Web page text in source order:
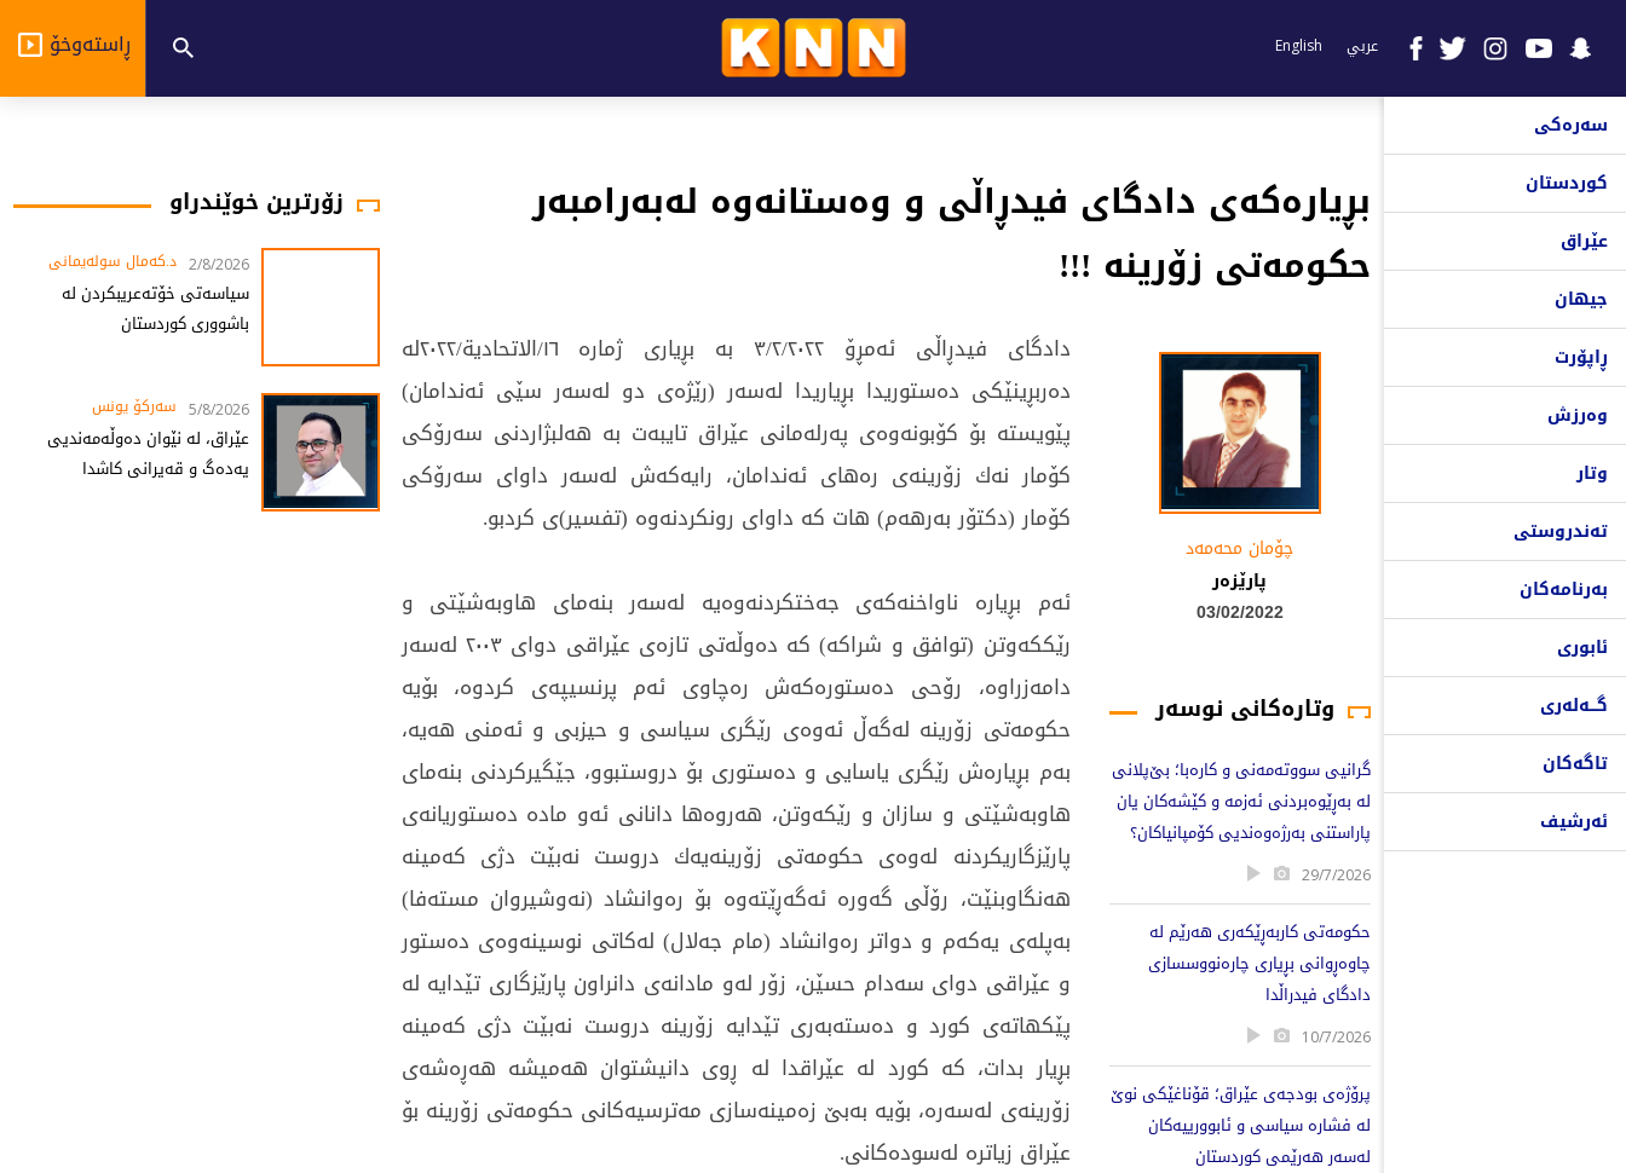
عربي English ڕاستەوخۆ
سەرەکی
کوردستان
عێراق
جیهان
ڕاپۆرت
وەرزش
وتار
تەندروستی
بەرنامەکان
ئابوری
گـــەلەری
تاگەکان
ئەرشیف
بڕیارەكەی دادگای فیدڕاڵی و وەستانەوە لەبەرامبەر
حكومەتی زۆرینە !!!
چۆمان محه‌مه‌د
پارێزەر
03/02/2022
وتارەکانی نوسەر
گرانیی سووتەمەنی و کارەبا؛ بێ‌پلانی
لە بەڕێوەبردنی ئەزمە و کێشەکان یان
پاراستنی بەرژەوەندیی کۆمپانیاکان؟
29/7/2026
حکومەتی کاربەڕێکەری هەرێم لە
چاوەڕوانی بڕیاری چارەنووسسازی
دادگای فیدراڵدا
10/7/2026
پرۆژەی بودجەی عێراق؛ قۆناغێکی نوێ
لە فشارە سیاسی و ئابوورییەکان
لەسەر هەرێمی کوردستان
دادگای فیدڕاڵی ئەمڕۆ ۳/۲/۲٠۲۲ بە بڕیاری ژمارە ۱٦/الاتحادیة/۲٠۲۲لە
دەربڕینێكی دەستوریدا بڕیاریدا لەسەر (رێژەی دو لەسەر سێی ئەندامان)
پێویستە بۆ كۆبونەوەی پەرلەمانی عێراق تایبەت بە هەلبژاردنی سەرۆكی
كۆمار نەك زۆرینەی رەهای ئەندامان، رایەكەش لەسەر داوای سەرۆكی
كۆمار (دكتۆر بەرهەم) هات كە داوای رونکردنەوە (تفسیر)ی كردبو.
ئەم بڕیارە ناواخنەكەی جەختكردنەوەیە لەسەر بنەمای هاوبەشێتی و
رێکكەوتن (توافق و شراكە) كە دەوڵەتی تازەی عێراقی دوای ۲٠٠۳ لەسەر
دامەزراوە، رۆحی دەستورەكەش رەچاوی ئەم پرنسیپەی كردوە، بۆیە
حكومەتی زۆرینە لەگەڵ ئەوەی رێگری سیاسی و حیزبی و ئەمنی هەیە،
بەم بڕیارەش رێگری یاسایی و دەستوری بۆ دروستبوو، جێگیركردنی بنەمای
هاوبەشێتی و سازان و رێكەوتن، هەروەها دانانی ئەو مادە دەستوریانەی
پارێزگاریكردنە لەوەی حكومەتی زۆرینەیەك دروست نەبێت دژی كەمینە
هەنگاوبنێت، رۆڵی گەورە ئەگەڕێتەوە بۆ رەوانشاد (نەوشیروان مستەفا)
بەپلەی یەكەم و دواتر رەوانشاد (مام جەلال) لەكاتی نوسینەوەی دەستور
و عێراقی دوای سەدام حسێن، زۆر لەو مادانەی دانراون پارێزگاری تێدایە لە
پێكهاتەی كورد و دەستەبەری تێدایە زۆرینە دروست نەبێت دژی كەمینە
بڕیار بدات، كە كورد لە عێراقدا لە ڕوی دانیشتوان هەمیشە هەڕەشەی
زۆرینەی لەسەرە، بۆیە بەبێ زەمینەسازی مەترسیەكانی حكومەتی زۆرینە بۆ
عێراق زیاترە لەسودەكانی.
زۆرترین خوێندراو
2/8/2026 د.کەمال سولەیمانی
سیاسەتی خۆتەعریبکردن لە
باشووری کوردستان
5/8/2026 سەرکۆ یونس
عێراق، لە نێوان دەوڵەمەندیی
یەدەگ و قەیرانی کاشدا